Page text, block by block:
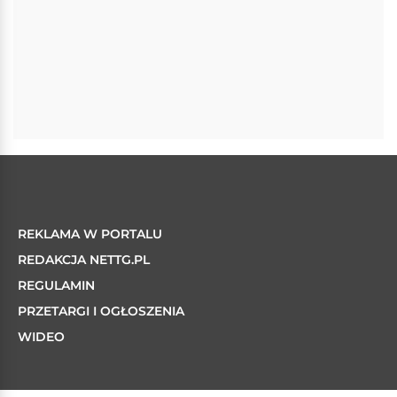
REKLAMA W PORTALU
REDAKCJA NETTG.PL
REGULAMIN
PRZETARGI I OGŁOSZENIA
WIDEO